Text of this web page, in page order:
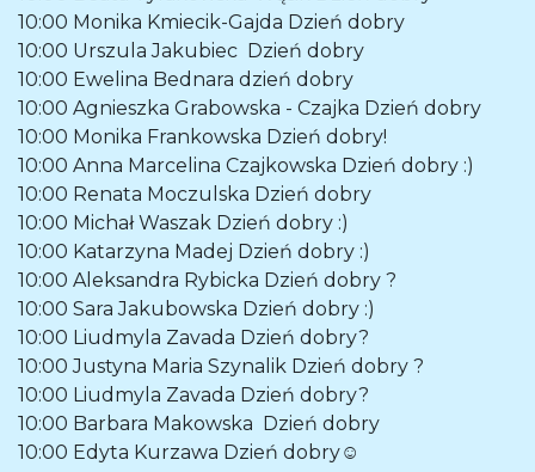
10:00 Monika Kmiecik-Gajda Dzień dobry
10:00 Urszula Jakubiec Dzień dobry
10:00 Ewelina Bednara dzień dobry
10:00 Agnieszka Grabowska - Czajka Dzień dobry
10:00 Monika Frankowska Dzień dobry!
10:00 Anna Marcelina Czajkowska Dzień dobry :)
10:00 Renata Moczulska Dzień dobry
10:00 Michał Waszak Dzień dobry :)
10:00 Katarzyna Madej Dzień dobry :)
10:00 Aleksandra Rybicka Dzień dobry ?
10:00 Sara Jakubowska Dzień dobry :)
10:00 Liudmyla Zavada Dzień dobry?
10:00 Justyna Maria Szynalik Dzień dobry ?
10:00 Liudmyla Zavada Dzień dobry?
10:00 Barbara Makowska Dzień dobry
10:00 Edyta Kurzawa Dzień dobry☺️